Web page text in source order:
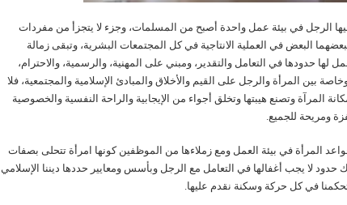
الرجل في بيئة عمل واحدة أصبح من المسلمات، وجزء لا يتجزأ من مفردات
البعض في العملية الانتاجية في كل المجتمعات البشرية، وتبقى زمالة
لها حدودها في التعامل والتقدير، ومبني على المهنية، والرسمية، والاحترام،
بين المرأة والرجل على القيم والأخلاق والمبادئ الإسلامية والمجتمعية، فلا
المرآة وتصنع هيبتها وتخلق أجواء من الإيجابية والراحة النفسية والخصوصية
ومريحة للجميع.
المرأة في بيئة العمل ومع زملاءها من الموظفين كونها امرأة تتحلى بصفات
حدود لا يجب أغفالها في التعامل مع الرجل وبأسس ومعايير حددها ديننا الإسلامي
تحكمنا في كل حركة وسكنة نقدم عليها.